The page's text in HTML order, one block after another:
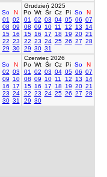
So
N
01
02
08 09
15 16
22 23
29 30
Grudzień 2025
Po Wt Śr Cz Pi So
N
01
02 03 04 05 06 07
08 09 10 11 12 13
14
15 16 17 18 19 20 21
22 23 24 25 26 27 28
29 30 31
So
N
02 03
09
10
16
17
23 24
30 31
Czerwiec 2026
Po Wt Śr Cz Pi So
N
01
02 03 04 05 06 07
08 09 10 11 12 13
14
15 16 17 18 19 20 21
22 23 24 25 26 27 28
29 30